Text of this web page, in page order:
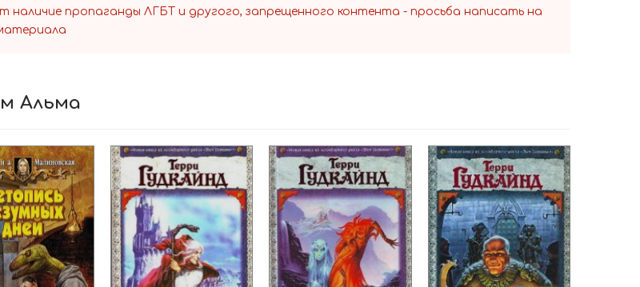
наличие пропаганды ЛГБТ и другого, запрещенного контента - просьба написать на
Альма